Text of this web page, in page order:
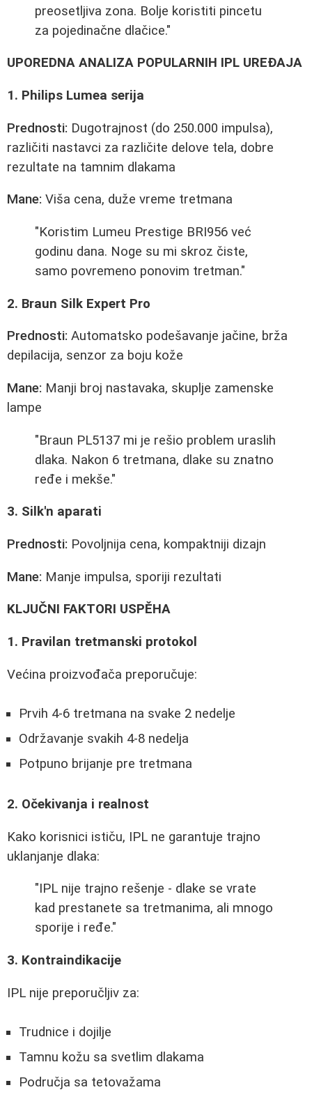
preosetljiva zona. Bolje koristiti pincetu
za pojedinačne dlačice."
UPOREDNA ANALIZA POPULARNIH IPL UREĐAJA
1. Philips Lumea serija
Prednosti: Dugotrajnost (do 250.000 impulsa),
različiti nastavci za različite delove tela, dobre
rezultate na tamnim dlakama
Mane: Viša cena, duže vreme tretmana
"Koristim Lumeu Prestige BRI956 već
godinu dana. Noge su mi skroz čiste,
samo povremeno ponovim tretman."
2. Braun Silk Expert Pro
Prednosti: Automatsko podešavanje jačine, brža
depilacija, senzor za boju kože
Mane: Manji broj nastavaka, skuplje zamenske
lampe
"Braun PL5137 mi je rešio problem uraslih
dlaka. Nakon 6 tretmana, dlake su znatno
ređe i mekše."
3. Silk'n aparati
Prednosti: Povoljnija cena, kompaktniji dizajn
Mane: Manje impulsa, sporiji rezultati
KLJUČNI FAKTORI USPĚHA
1. Pravilan tretmanski protokol
Većina proizvođača preporučuje:
Prvih 4-6 tretmana na svake 2 nedelje
Održavanje svakih 4-8 nedelja
Potpuno brijanje pre tretmana
2. Očekivanja i realnost
Kako korisnici ističu, IPL ne garantuje trajno
uklanjanje dlaka:
"IPL nije trajno rešenje - dlake se vrate
kad prestanete sa tretmanima, ali mnogo
sporije i ređe."
3. Kontraindikacije
IPL nije preporučljiv za:
Trudnice i dojilje
Tamnu kožu sa svetlim dlakama
Područja sa tetovažama